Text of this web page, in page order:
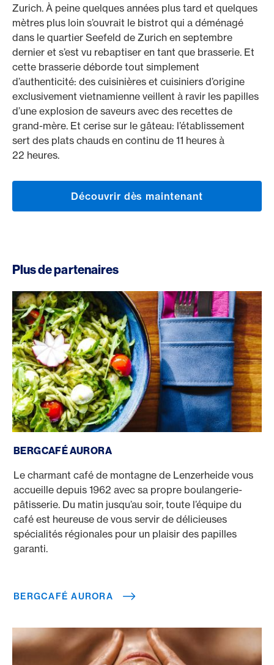
Zurich. À peine quelques années plus tard et quelques
mètres plus loin s’ouvrait le bistrot qui a déménagé
dans le quartier Seefeld de Zurich en septembre
dernier et s’est vu rebaptiser en tant que brasserie. Et
cette brasserie déborde tout simplement
d’authenticité: des cuisinières et cuisiniers d’origine
exclusivement vietnamienne veillent à ravir les papilles
d’une explosion de saveurs avec des recettes de
grand-mère. Et cerise sur le gâteau: l’établissement
sert des plats chauds en continu de 11 heures à
22 heures.
Découvrir dès maintenant
Plus de partenaires
BERGCAFÉ AURORA
Le charmant café de montagne de Lenzerheide vous
accueille depuis 1962 avec sa propre boulangerie-
pâtisserie. Du matin jusqu’au soir, toute l’équipe du
café est heureuse de vous servir de délicieuses
spécialités régionales pour un plaisir des papilles
garanti.
BERGCAFÉ AURORA